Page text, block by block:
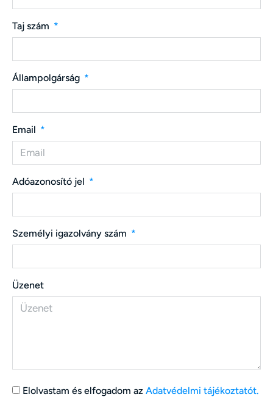
Taj szám
Állampolgárság
Email
Adóazonosító jel
Személyi igazolvány szám
Üzenet
Elolvastam és elfogadom az Adatvédelmi tájékoztatót.